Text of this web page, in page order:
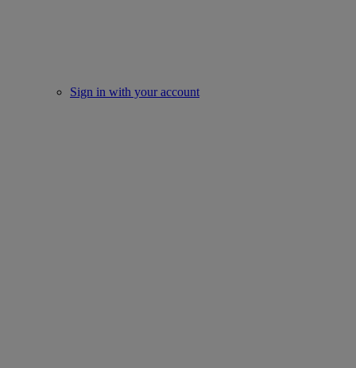
Sign in with your account